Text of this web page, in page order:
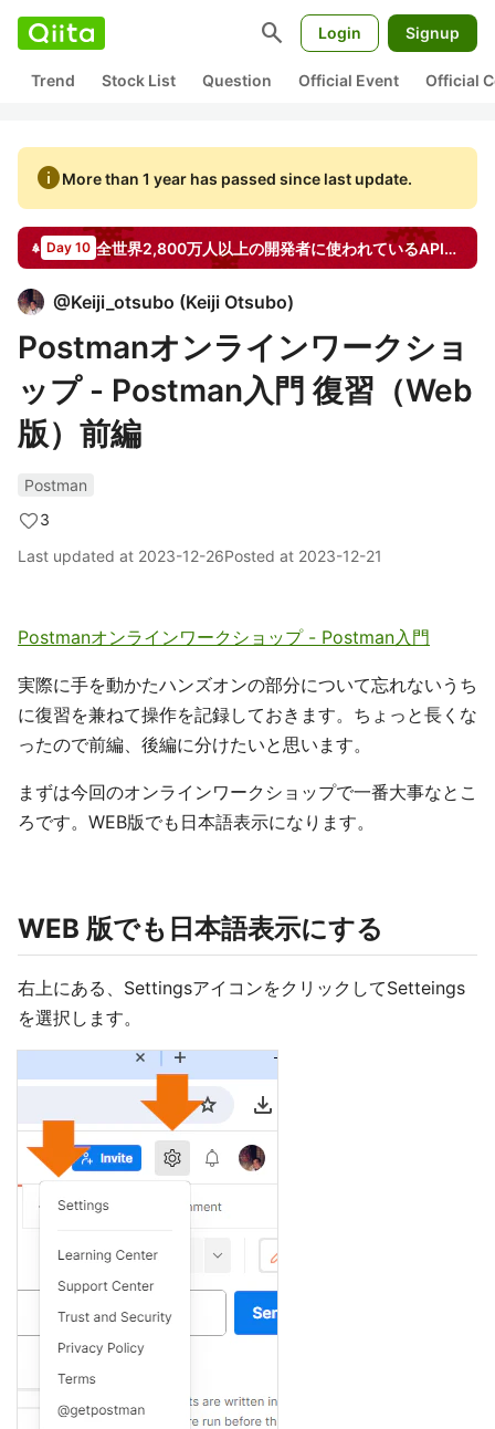
search Login Signup
Trend Stock List Question Official Event Official
infoMore than 1 year has passed since last update.
Day 10 全世界2,800万人以上の開発者に使われているAPIプラットフォームPostmanの記事を書こう by Postman
@Keiji_otsubo (Keiji Otsubo)
Postmanオンラインワークショ
ップ - Postman入門 復習（Web
版）前編
Postman
3
Last updated at 2023-12-26Posted at 2023-12-21
Postmanオンラインワークショップ - Postman入門
実際に手を動かたハンズオンの部分について忘れないうち
に復習を兼ねて操作を記録しておきます。ちょっと長くな
ったので前編、後編に分けたいと思います。
まずは今回のオンラインワークショップで一番大事なとこ
ろです。WEB版でも日本語表示になります。
WEB 版でも日本語表示にする
右上にある、SettingsアイコンをクリックしてSetteings
を選択します。